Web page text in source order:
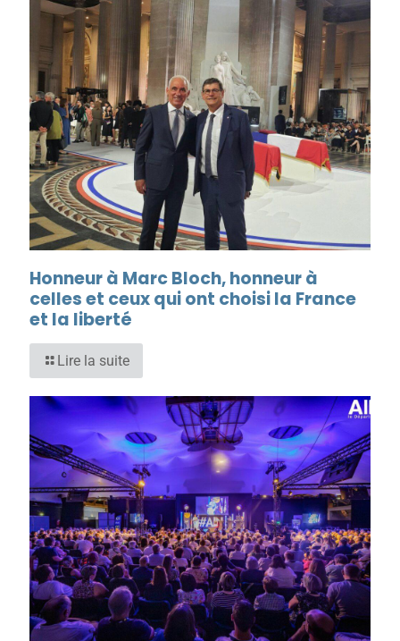
Honneur à Marc Bloch, honneur à
celles et ceux qui ont choisi la France
et la liberté
Lire la suite